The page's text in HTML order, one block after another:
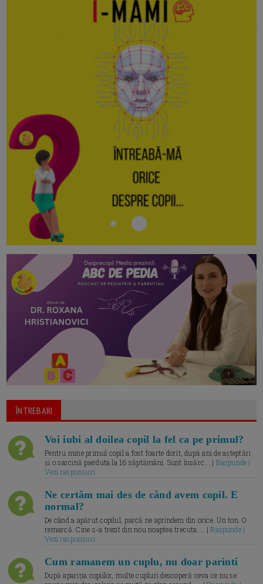
ÎNTREBARI
Voi iubi al doilea copil la fel ca pe primul?
Pentru mine primul copil a fost foarte dorit, după ani de așteptări
și o sarcină pierduta la 16 săptămâni. Sunt însărc... | Raspunde |
Vezi raspunsuri
Ne certăm mai des de când avem copil. E
normal?
De când a apărut copilul, parcă ne aprindem din orice. Un ton. O
remarcă. Cine s-a trezit din nou noaptea trecuta.... |Raspunde |
Vezi raspunsuri
Cum ramanem un cuplu, nu doar parinti
După apariția copiilor, multe cupluri descoperă ceva ce nu se